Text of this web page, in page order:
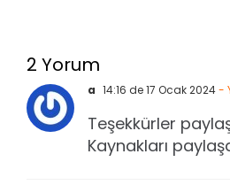
2 Yorum
a 14:16 de 17 Ocak 2024-
Teşekkürler
Kaynakları